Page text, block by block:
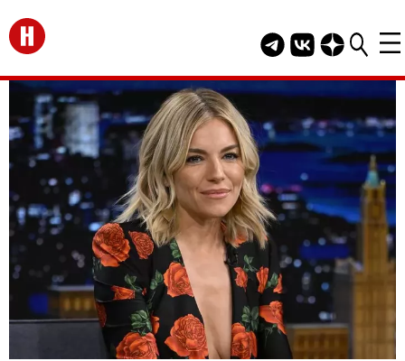
Перейти на главную
Telegram канал
Группа HELLO
Канал